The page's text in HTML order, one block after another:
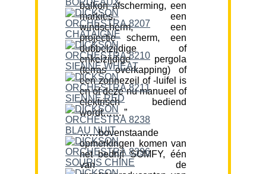
balkon afscherming, een
markies, een
windscherm, een
projectie scherm, een
dubbelzijdige of
enkelzijdige pergola
(terras overkapping) of
een zonnezeil of -luifel is
en of deze nu manueel of
elektrisch bediend
wordt…….”
……bovenstaande
opmerkingen komen van
het bedrijf SOMFY, één
van de